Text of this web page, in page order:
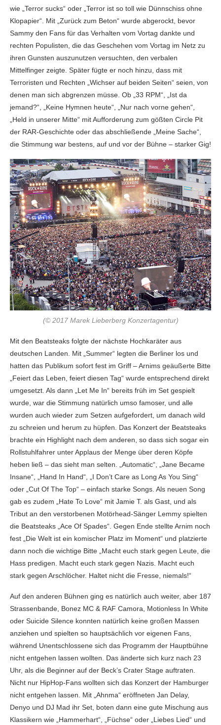
wie „Terror sucks“ oder „Terror ist so toll wie Dünnschiss ohne
Klopapier“. Mit „Zurück zum Beton“ wurde abgerockt, bevor
Sammy den Fans für das Verhalten vom Vortag dankte und
rechten Populisten, die das Geschehen vom Vortag im Netz zu
ihren Gunsten auszunutzen versuchten, den verbalen
Mittelfinger zeigte. Später fügte er noch hinzu, dass mit
Terroristen und Rechten „Wichser auf beiden Seiten“ seien, von
denen man sich abgrenzen müsse. Ob „33 RPM“, „Ist da
jemand?“, „Keine Hymnen heute“, „Nur nach vorne gehen“,
„Held in unserer Mitte“ mit Aufforderung zum gößten Circle Pit
der RAR-Geschichte oder das abschließende „Meine Sache“,
die Stimmung war bestens, auf und vor der Bühne – starker Gig!
(© 2017 Marek Lieberberg Konzertagentur)
Mit den Beatsteaks folgte der nächste Hochkaräter aus
deutschen Landen. Mit „Summer“ legten die Berliner los und
hatten das Publikum sofort fest im Griff – Arnims geäußerte Bitte
„Feiert das Leben, feiert diesen Tag“ wurde entsprechend direkt
umgesetzt. Als dann „Let Me In“ bereits früh im Set gespielt
wurde, war die Stimmung natürlich umso famoser, und alle
wurden auch wieder zum Setzen aufgefordert, um danach wild
zu schreien und herum zu hüpfen. Das Konzert der Beatsteaks
brachte ein Highlight nach dem anderen, so dass sich sogar ein
Rollstuhlfahrer unter Applaus der Menge über deren Köpfe
heben ließ – das sieht man selten. „Automatic“, „Jane Became
Insane“, „Hand In Hand“, „I Don’t Care as Long As You Sing“
oder „Cut Of The Top“ – einfach starke Songs. Als neuen Song
gab es zudem „Hate To Love“ mit Jamie T. als Gast, und als
Tribut an den verstorbenen Motörhead-Sänger Lemmy spielten
die Beatsteaks „Ace Of Spades“. Gegen Ende stellte Arnim noch
fest „Die Welt ist ein komischer Platz im Moment“ und platzierte
dann noch die wichtige Bitte „Macht euch stark gegen Leute, die
Hass predigen. Macht euch stark gegen Nazis. Macht euch
stark gegen Arschlöcher. Haltet nicht die Fresse, niemals!“
Auf den anderen Bühnen ging es natürlich auch weiter, aber 187
Strassenbande, Bonez MC & RAF Camora, Motionless In White
oder Suicide Silence konnten natürlich keine großen Massen
anziehen und spielten so hauptsächlich vor eigenen Fans,
während Unentschlossene sich das Programm der Hauptbühne
nicht entgehen lassen wollten. Das änderte sich kurz nach 23
Uhr, als die Beginner auf der Beck’s Crater Stage auftraten.
Nicht nur HipHop-Fans wollten sich das Konzert der Hamburger
nicht entgehen lassen. Mit „Ahnma“ eröffneten Jan Delay,
Denyo und DJ Mad ihr Set, boten dann eine gute Mischung aus
Klassikern wie „Hammerhart“, „Füchse“ oder „Liebes Lied“ und